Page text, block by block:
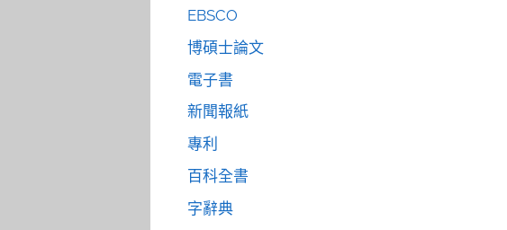
EBSCO
博碩士論文
電子書
新聞報紙
專利
百科全書
字辭典